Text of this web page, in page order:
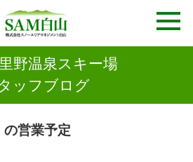
野温泉スキー場
ッフブログ
の営業予定